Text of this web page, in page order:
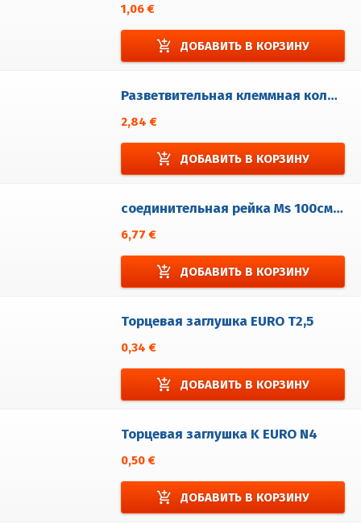
1,06 €
add_shopping_cart ДОБАВИТЬ В КОРЗИНУ
Разветвительная клеммная колодка EURO T 2,5
2,84 €
add_shopping_cart ДОБАВИТЬ В КОРЗИНУ
соединительная рейка Ms 100см для EURO N4
6,77 €
add_shopping_cart ДОБАВИТЬ В КОРЗИНУ
Торцевая заглушка EURO T2,5
0,34 €
add_shopping_cart ДОБАВИТЬ В КОРЗИНУ
Торцевая заглушка K EURO N4
0,50 €
add_shopping_cart ДОБАВИТЬ В КОРЗИНУ